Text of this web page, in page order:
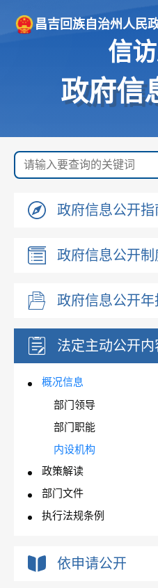
昌吉回族自治州人民
信
政府信
政府信息公开指
政府信息公开制
政府信息公开年
法定主动公开内
概况信息
部门领导
部门职能
内设机构
政策解读
部门文件
执行法规条例
依申请公开